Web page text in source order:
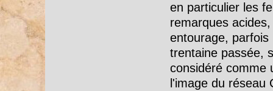
en particulier les
remarques
entourage,
trentaine passée,
considéré comme
l'image du réseau